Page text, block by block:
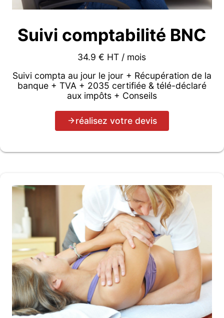
Suivi comptabilité BNC
34.9 € HT / mois
Suivi compta au jour le jour + Récupération de la
banque + TVA + 2035 certifiée & télé-déclaré
aux impôts + Conseils
réalisez votre devis